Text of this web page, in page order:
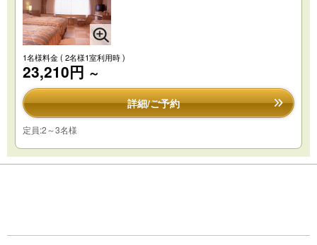
1名様料金( 2名様1室利用時 )
23,210円 ～
詳細/ご予約
定員:2～3名様